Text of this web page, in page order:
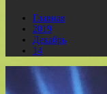
Главная
2019
Декабрь
14